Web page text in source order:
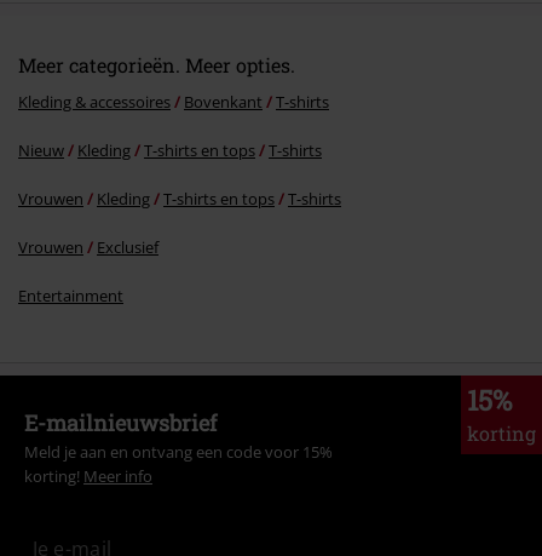
Meer categorieën. Meer opties.
Kleding & accessoires Bovenkant T-shirts
Nieuw Kleding T-shirts en tops T-shirts
Vrouwen Kleding T-shirts en tops T-shirts
Vrouwen Exclusief
Entertainment
15%
korting
E-mailnieuwsbrief
Meld je aan en ontvang een code voor 15%
korting! Meer info